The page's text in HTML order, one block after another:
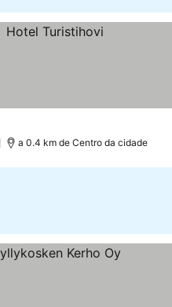
a 0.4 km de Centro da cidade